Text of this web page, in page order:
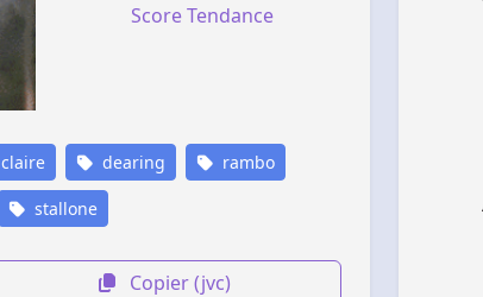
Score Tendance
claire dearing rambo
stallone
Copier (jvc)